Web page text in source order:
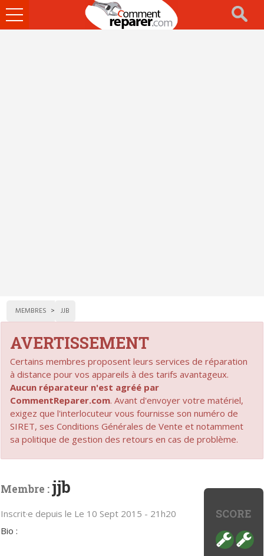
Ouvrir
le
MEMBRES JJB
AVERTISSEMENT
Certains membres proposent leurs services de réparation
à distance pour vos appareils à des tarifs avantageux.
Aucun réparateur n'est agréé par
CommentReparer.com. Avant d'envoyer votre matériel,
exigez que l'interlocuteur vous fournisse son numéro de
SIRET, ses Conditions Générales de Vente et notamment
sa politique de gestion des retours en cas de problème.
SCORE
Membre : jjb
Inscrit·e depuis le Le 10 Sept 2015 - 21h20
Bio :